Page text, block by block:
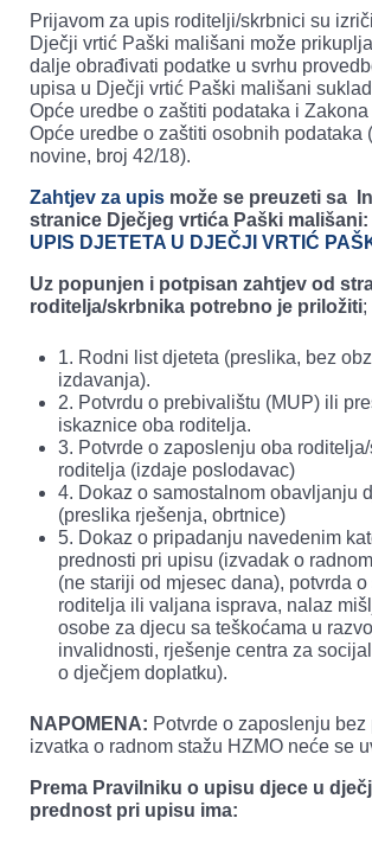
Prijavom za upis roditelji/skrbnici su
Dječji vrtić Paški mališani može
dalje obrađivati podatke u svrhu
upisa u Dječji vrtić Paški mališani
Opće uredbe o zaštiti podataka i
Opće uredbe o zaštiti osobnih podataka
novine, broj 42/18).
Zahtjev za upis može se preuzeti sa
stranice Dječjeg vrtića Paški mališani:
UPIS DJETETA U DJEČJI VRTIĆ
Uz popunjen i potpisan zahtjev od
roditelja/skrbnika potrebno je priložiti;
1. Rodni list djeteta (preslika, bez
izdavanja).
2. Potvrdu o prebivalištu (MUP) ili
iskaznice oba roditelja.
3. Potvrde o zaposlenju oba
roditelja (izdaje poslodavac)
4. Dokaz o samostalnom obavljanju
(preslika rješenja, obrtnice)
5. Dokaz o pripadanju navedenim
prednosti pri upisu (izvadak o
(ne stariji od mjesec dana), potvrda
roditelja ili valjana isprava, nalaz
osobe za djecu sa teškoćama u
invalidnosti, rješenje centra za
o dječjem doplatku).
NAPOMENA: Potvrde o zaposlenju bez
izvatka o radnom stažu HZMO neće se
Prema Pravilniku o upisu djece u
prednost pri upisu ima: